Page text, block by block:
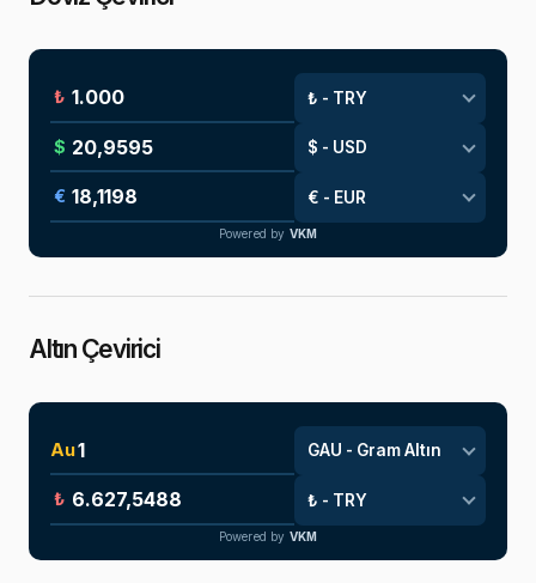
₺
$
€
Powered by VKM
Altın Çevirici
Au
₺
Powered by VKM